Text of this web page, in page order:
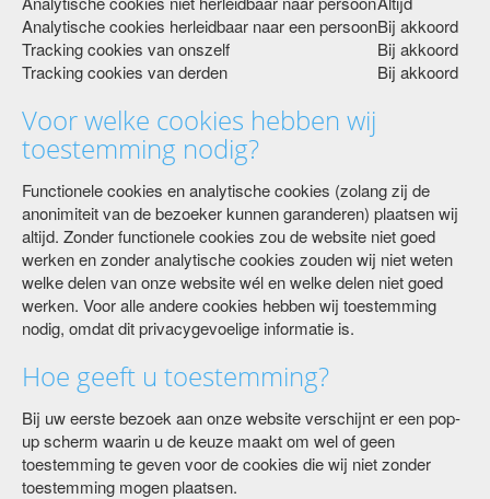
Analytische cookies herleidbaar naar een persoonBij akkoord
Tracking cookies van onszelf
Bij akkoord
Tracking cookies van derden
Bij akkoord
Voor welke cookies hebben wij
toestemming nodig?
Functionele cookies en analytische cookies (zolang zij de
anonimiteit van de bezoeker kunnen garanderen) plaatsen wij
altijd. Zonder functionele cookies zou de website niet goed
werken en zonder analytische cookies zouden wij niet weten
welke delen van onze website wél en welke delen niet goed
werken. Voor alle andere cookies hebben wij toestemming
nodig, omdat dit privacygevoelige informatie is.
Hoe geeft u toestemming?
Bij uw eerste bezoek aan onze website verschijnt er een pop-
up scherm waarin u de keuze maakt om wel of geen
toestemming te geven voor de cookies die wij niet zonder
toestemming mogen plaatsen.